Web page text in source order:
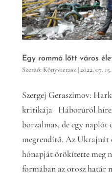
Egy rommá lőtt város
Szerző: Könyvterasz|2022. 07. 15.
Szergej Geraszimov:
kritikája Háborúról
borzalmas, de egy naplót
megrendítő. Az Ukrajnát
hónapját örökítette meg
formában az orosz határ